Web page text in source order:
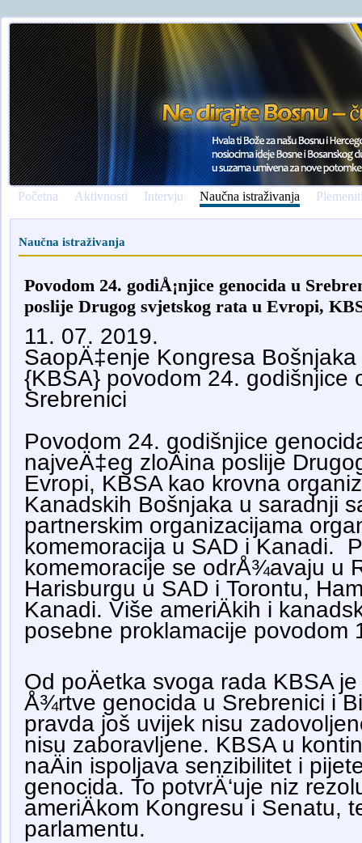
Početna Aktivnosti Intervju Naučna istraživanja
Naučna istraživanja
Povodom 24. godiÅ¡njice genocida u
poslije Drugog svjetskog rata u Evropi,
11. 07. 2019.
SaopÄ‡enje Kongresa
{KBSA} povodom 24. godišnjice
Srebrenici
Povodom 24. godišnjice
najveÄ‡eg zloÄina poslije
Evropi, KBSA kao krovna
Kanadskih Bošnjaka u saradnji
partnerskim organizacijama
komemoracija u SAD i Kanadi.
komemoracije se odrÅ¾avaju u
Harisburgu u SAD i Torontu,
Kanadi. Više ameriÄkih i
posebne proklamacije povodom
Od poÄetka svoga rada KBSA
Å¾rtve genocida u Srebrenici i
pravda još uvijek nisu
nisu zaboravljene. KBSA u
naÄin ispoljava senzibilitet i
genocida. To potvrÄ‘uje niz
ameriÄkom Kongresu i Senatu,
parlamentu.